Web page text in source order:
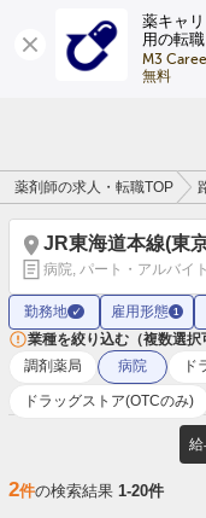
薬キャ
用の転
M3
無料
薬剤師の求人・転職TOP
JR東海道本線(東
病院, パート・アルバイト
勤務地 ✓ 雇用形態 1
業種を絞り込む（複数選択
調剤薬局
病院 ド
ドラッグストア(OTCのみ)
給
2件の検索結果 1-20件